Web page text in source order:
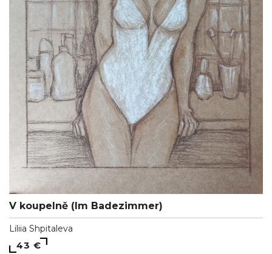
V koupelně (Im Badezimmer)
Liliia Shpitaleva
43 €